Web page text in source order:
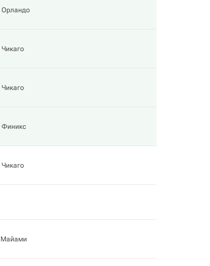
Орландо
Чикаго
Чикаго
Финикс
Чикаго
Майами